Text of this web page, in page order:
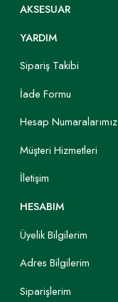
AKSESUAR
YARDIM
Sipariş Takibi
İade Formu
Hesap Numaralarımız
Müşteri Hizmetleri
İletişim
HESABIM
Üyelik Bilgilerim
Adres Bilgilerim
Siparişlerim